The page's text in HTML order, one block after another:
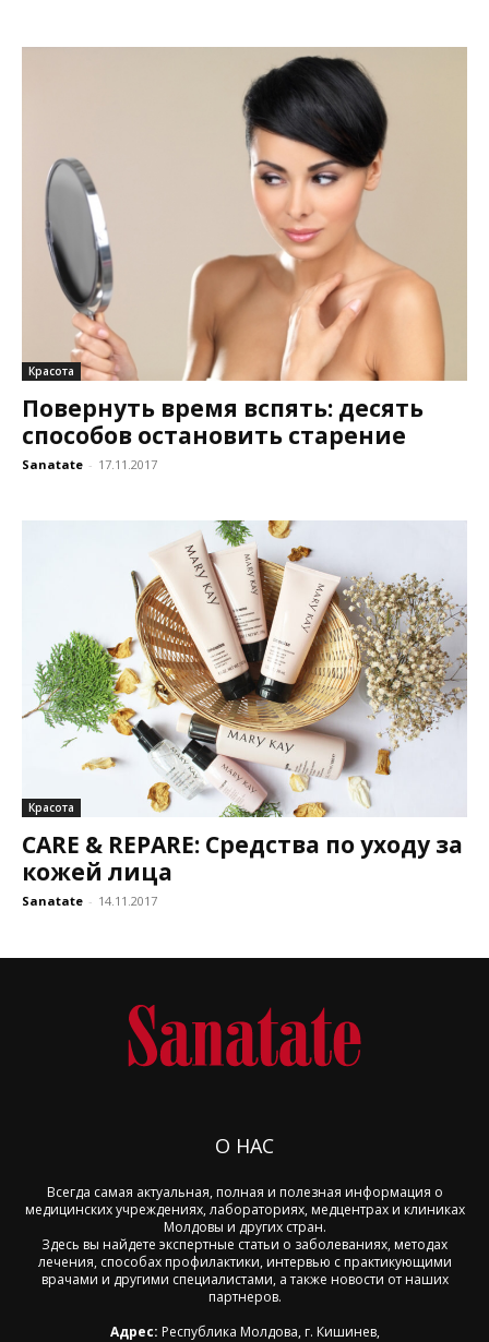
Красота
Повернуть время вспять: десять
способов остановить старение
Sanatate - 17.11.2017
Красота
CARE & REPARE: Средства по уходу за
кожей лица
Sanatate - 14.11.2017
О НАС
Всегда самая актуальная, полная и полезная информация о
медицинских учреждениях, лабораториях, медцентрах и клиниках
Молдовы и других стран.
Здесь вы найдете экспертные статьи о заболеваниях, методах
лечения, способах профилактики, интервью с практикующими
врачами и другими специалистами, а также новости от наших
партнеров.
Адрес: Республика Молдова, г. Кишинев,